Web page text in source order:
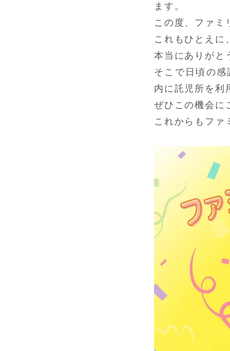
ます。
この度、ファミ
これもひとえに
本当にありがと
そこで日頃の
内に託児所を利
ぜひこの機会に
これからもファ